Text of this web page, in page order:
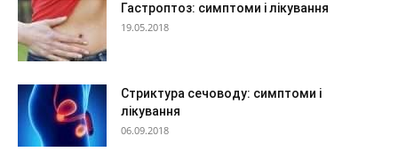
Гастроптоз: симптоми і лікування
19.05.2018
Стриктура сечоводу: симптоми і
лікування
06.09.2018